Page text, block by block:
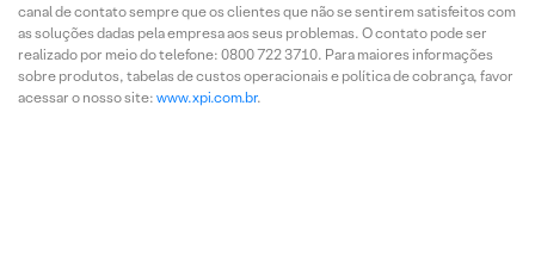
canal de contato sempre que os clientes que não se sentirem satisfeitos com
as soluções dadas pela empresa aos seus problemas. O contato pode ser
realizado por meio do telefone: 0800 722 3710. Para maiores informações
sobre produtos, tabelas de custos operacionais e política de cobrança, favor
acessar o nosso site: www.xpi.com.br.